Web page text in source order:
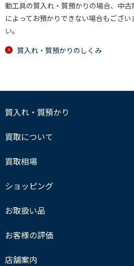
動工具の質入れ・質預かりの場合、中
によってお預かりできない場合もござ
い。
質入れ・質預かりのしくみ
質入れ・質預かり
買取について
買取相場
ショッピング
お取扱い品
お客様の評価
店舗案内